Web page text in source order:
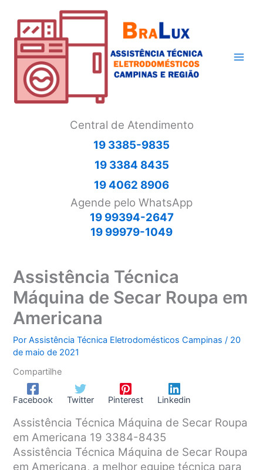
conteúdo
Central de Atendimento
19 3385-9835
19 3384 8435
19 4062 8906
Agende pelo WhatsApp
19 99394-2647
19 99979-1049
Assistência Técnica
Máquina de Secar Roupa em
Americana
PorAssistência Técnica Eletrodomésticos Campinas/ 20
de maio de 2021
Compartilhe
Facebook Twitter Pinterest Linkedin
Assistência Técnica Máquina de Secar Roupa
em Americana 19 3384-8435
Assistência Técnica Máquina de Secar Roupa
em Americana, a melhor equipe técnica para